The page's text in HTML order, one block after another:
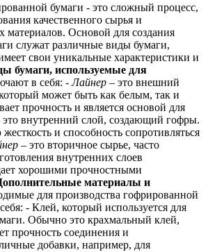
бумаги - это сложный процесс,
качественного сырья и
материалов. Основой для создания
служат различные виды бумаги,
свои уникальные характеристики и
бумаги, используемые для
в себя: -Лайнер – это внешний
может быть как белым, так и
прочность и является основой для
это внутренний слой, создающий гофры.
и способность сопротивляться
– это вторичное сырье, часто
внутренних слоев
хорошими прочностными
материалы и
для производства гофрированной
- Клей, который используется для
Обычно это крахмальный клей,
прочность соединения и
добавки, например, для